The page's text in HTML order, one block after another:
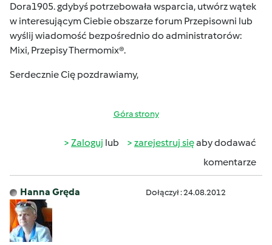
Dora1905. gdybyś potrzebowała wsparcia, utwórz wątek
w interesującym Ciebie obszarze forum Przepisowni lub
wyślij wiadomość bezpośrednio do administratorów:
Mixi, Przepisy Thermomix®.
Serdecznie Cię pozdrawiamy,
Góra strony
Zaloguj lub zarejestruj sięaby dodawać
komentarze
Hanna Gręda Dołączył : 24.08.2012